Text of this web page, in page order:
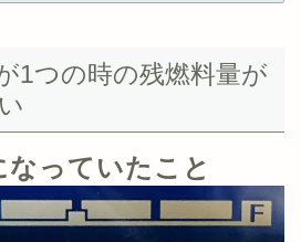
1つの時の残燃料量が
なっていたこと